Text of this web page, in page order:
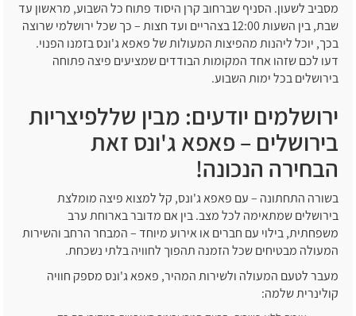
מסביב לשעון. הסניף שברחוב קרן היסוד פתוח כל השבוע, מראשון עד
שבת, בין השעות 12:00 בצהריים ועד חצות – כך שכל ירושלמי שרוצה
בכך, יוכל ליהנות מהפיצות המעולות של פאפא ג'ונס בזמנו הפנוי.
דעו לכם שזהו אחד המקומות הבודדים שמציעים פיצה פתוחה
בירושלים בכל ימות השבוע.
ירושלמים יודעים: מבין שללפיצריות
בירושלים – פאפא ג'ונס זאת
הבחירה הנכונה!
בשורה התחתונה – עם פאפא ג'ונס, קל למצוא פיצה מומלצת
בירושלים שמתאימה לכל מצב. בין אם מדובר בארוחת ערב
משפחתית, בילוי עם חברים או אירוע מיוחד – המבחר הרחב והשירות
המעולה מבטיחים שכל הזמנה תהפוך לחוויה בלתי נשכחת.
מעבר לטעם המעולה ולשירות המהיר, פאפא ג'ונס מספק חוויה
קולינרית שלמה: